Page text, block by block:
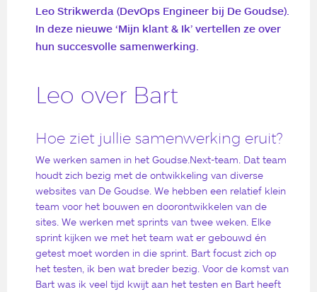
Leo Strikwerda (DevOps Engineer bij De Goudse).
In deze nieuwe ‘Mijn klant & Ik’ vertellen ze over
hun succesvolle samenwerking.
Leo over Bart
Hoe ziet jullie samenwerking eruit?
We werken samen in het Goudse.Next-team. Dat team
houdt zich bezig met de ontwikkeling van diverse
websites van De Goudse. We hebben een relatief klein
team voor het bouwen en doorontwikkelen van de
sites. We werken met sprints van twee weken. Elke
sprint kijken we met het team wat er gebouwd én
getest moet worden in die sprint. Bart focust zich op
het testen, ik ben wat breder bezig. Voor de komst van
Bart was ik veel tijd kwijt aan het testen en Bart heeft